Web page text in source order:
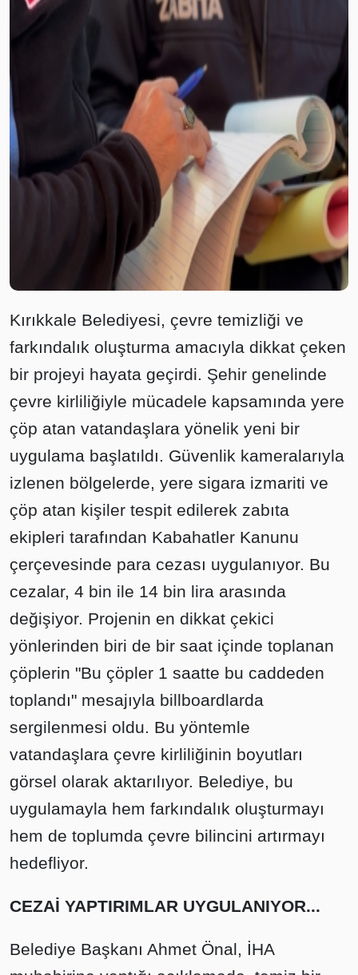
Kırıkkale Belediyesi, çevre temizliği ve
farkındalık oluşturma amacıyla dikkat çeken
bir projeyi hayata geçirdi. Şehir genelinde
çevre kirliliğiyle mücadele kapsamında yere
çöp atan vatandaşlara yönelik yeni bir
uygulama başlatıldı. Güvenlik kameralarıyla
izlenen bölgelerde, yere sigara izmariti ve
çöp atan kişiler tespit edilerek zabıta
ekipleri tarafından Kabahatler Kanunu
çerçevesinde para cezası uygulanıyor. Bu
cezalar, 4 bin ile 14 bin lira arasında
değişiyor. Projenin en dikkat çekici
yönlerinden biri de bir saat içinde toplanan
çöplerin "Bu çöpler 1 saatte bu caddeden
toplandı" mesajıyla billboardlarda
sergilenmesi oldu. Bu yöntemle
vatandaşlara çevre kirliliğinin boyutları
görsel olarak aktarılıyor. Belediye, bu
uygulamayla hem farkındalık oluşturmayı
hem de toplumda çevre bilincini artırmayı
hedefliyor.
CEZAİ YAPTIRIMLAR UYGULANIYOR...
Belediye Başkanı Ahmet Önal, İHA